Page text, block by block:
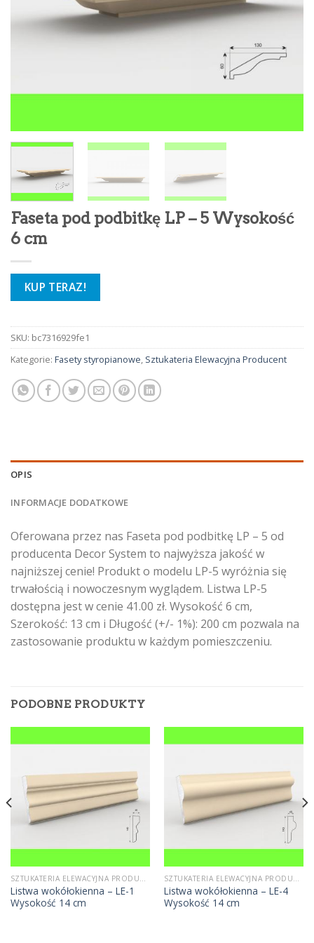
Faseta pod podbitkę LP – 5 Wysokość
6 cm
KUP TERAZ!
SKU: bc7316929fe1
Kategorie: Fasety styropianowe, Sztukateria Elewacyjna Producent
OPIS
INFORMACJE DODATKOWE
Oferowana przez nas Faseta pod podbitkę LP – 5 od
producenta Decor System to najwyższa jakość w
najniższej cenie! Produkt o modelu LP-5 wyróżnia się
trwałością i nowoczesnym wyglądem. Listwa LP-5
dostępna jest w cenie 41.00 zł. Wysokość 6 cm,
Szerokość: 13 cm i Długość (+/- 1%): 200 cm pozwala na
zastosowanie produktu w każdym pomieszczeniu.
PODOBNE PRODUKTY
SZTUKATERIA ELEWACYJNA PRODUCENT
Listwa wokółokienna – LE-1
Wysokość 14 cm
SZTUKATERIA ELEWACYJNA PRODUCENT
Listwa wokółokienna – LE-4
Wysokość 14 cm